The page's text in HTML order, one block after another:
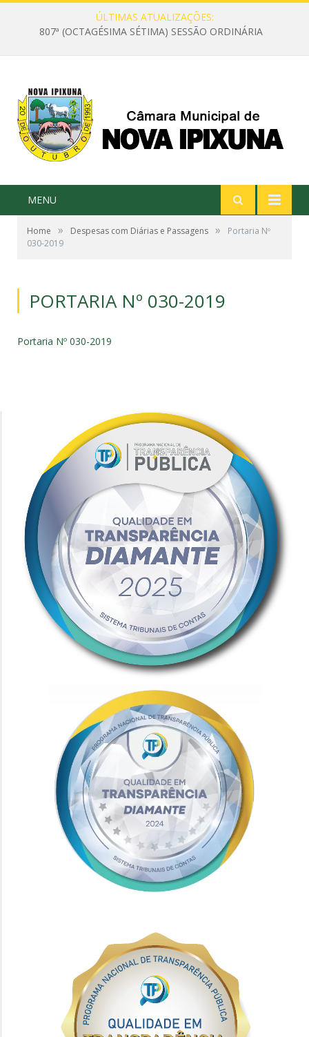
ÚLTIMAS ATUALIZAÇÕES:
807ª (OCTAGÉSIMA SÉTIMA) SESSÃO ORDINÁRIA
MENU
Home » Despesas com Diárias e Passagens »
Portaria Nº
030-2019
PORTARIA Nº 030-2019
Portaria Nº 030-2019